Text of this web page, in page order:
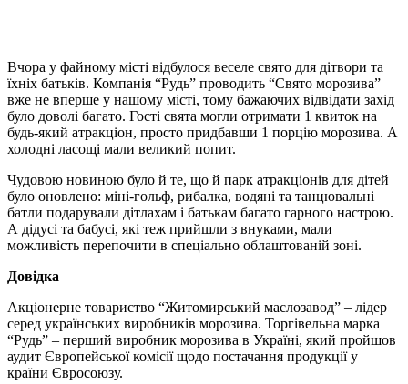
Вчора у файному місті відбулося веселе свято для дітвори та
їхніх батьків. Компанія “Рудь” проводить “Свято морозива”
вже не вперше у нашому місті, тому бажаючих відвідати захід
було доволі багато. Гості свята могли отримати 1 квиток на
будь-який атракціон, просто придбавши 1 порцію морозива. А
холодні ласощі мали великий попит.
Чудовою новиною було й те, що й парк атракціонів для дітей
було оновлено: міні-гольф, рибалка, водяні та танцювальні
батли подарували дітлахам і батькам багато гарного настрою.
А дідусі та бабусі, які теж прийшли з внуками, мали
можливість перепочити в спеціально облаштованій зоні.
Довідка
Акціонерне товариство “Житомирський маслозавод” – лідер
серед українських виробників морозива. Торгівельна марка
“Рудь” – перший виробник морозива в Україні, який пройшов
аудит Європейської комісії щодо постачання продукції у
країни Євросоюзу.